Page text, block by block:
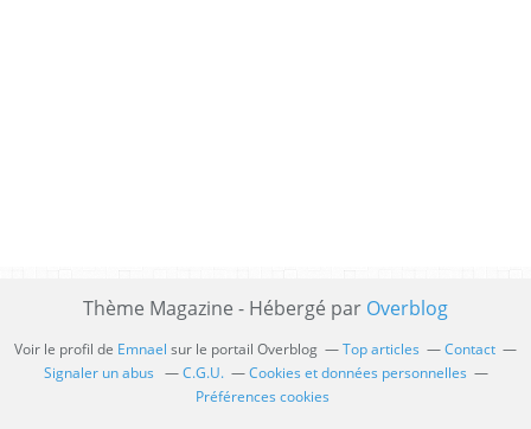
Thème Magazine - Hébergé par Overblog
Voir le profil de Emnael sur le portail Overblog Top articles
Contact
Signaler un abus
C.G.U.
Cookies et données personnelles
Préférences cookies